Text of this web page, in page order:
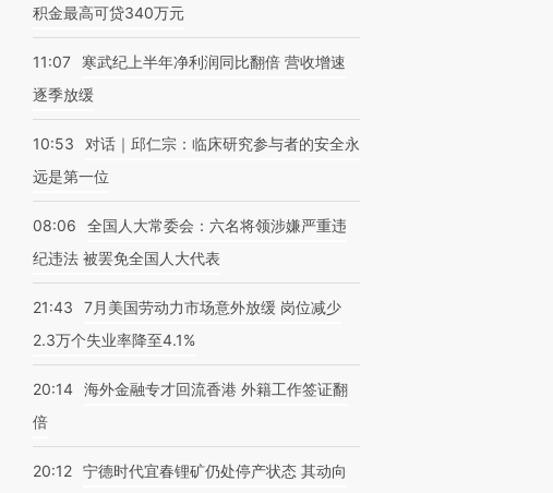
积金最高可贷340万元
11:07
寒武纪上半年净利润同比翻倍 营收增速
逐季放缓
10:53
对话｜邱仁宗：临床研究参与者的安全永
远是第一位
08:06
全国人大常委会：六名将领涉嫌严重违
纪违法 被罢免全国人大代表
21:43
7月美国劳动力市场意外放缓 岗位减少
2.3万个失业率降至4.1%
20:14 海外金融专才回流香港 外籍工作签证翻
倍
20:12 宁德时代宜春锂矿仍处停产状态 其动向